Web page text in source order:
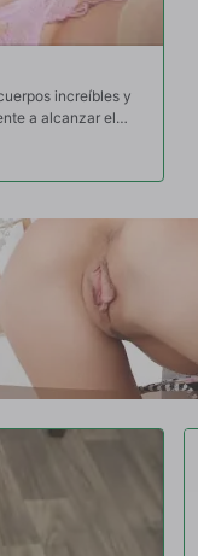
increíbles y
a alcanzar el